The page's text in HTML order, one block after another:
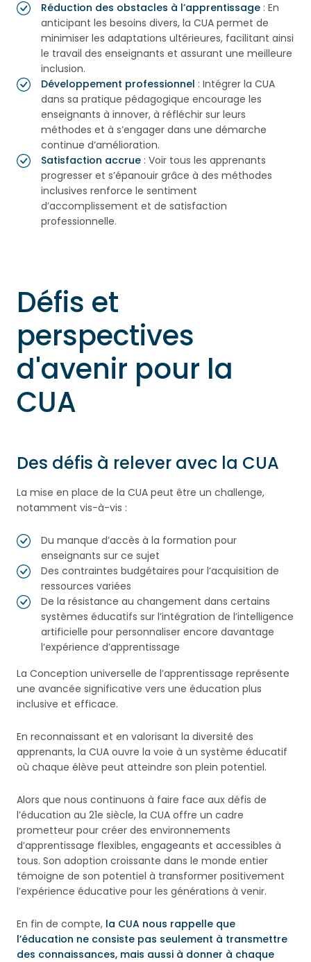
Réduction des obstacles à l’apprentissage : En
anticipant les besoins divers, la CUA permet de
minimiser les adaptations ultérieures, facilitant ainsi
le travail des enseignants et assurant une meilleure
inclusion.
Développement professionnel : Intégrer la CUA
dans sa pratique pédagogique encourage les
enseignants à innover, à réfléchir sur leurs
méthodes et à s’engager dans une démarche
continue d’amélioration.
Satisfaction accrue : Voir tous les apprenants
progresser et s’épanouir grâce à des méthodes
inclusives renforce le sentiment
d’accomplissement et de satisfaction
professionnelle.
Défis et
perspectives
d'avenir pour la
CUA
Des défis à relever avec la CUA
La mise en place de la CUA peut être un challenge,
notamment vis-à-vis :
Du manque d’accès à la formation pour
enseignants sur ce sujet
Des contraintes budgétaires pour l’acquisition de
ressources variées
De la résistance au changement dans certains
systèmes éducatifs sur l’intégration de l’intelligence
artificielle pour personnaliser encore davantage
l’expérience d’apprentissage
La Conception universelle de l’apprentissage représente
une avancée significative vers une éducation plus
inclusive et efficace.
En reconnaissant et en valorisant la diversité des
apprenants, la CUA ouvre la voie à un système éducatif
où chaque élève peut atteindre son plein potentiel.
Alors que nous continuons à faire face aux défis de
l’éducation au 21e siècle, la CUA offre un cadre
prometteur pour créer des environnements
d’apprentissage flexibles, engageants et accessibles à
tous. Son adoption croissante dans le monde entier
témoigne de son potentiel à transformer positivement
l’expérience éducative pour les générations à venir.
En fin de compte, la CUA nous rappelle que
l’éducation ne consiste pas seulement à transmettre
des connaissances, mais aussi à donner à chaque